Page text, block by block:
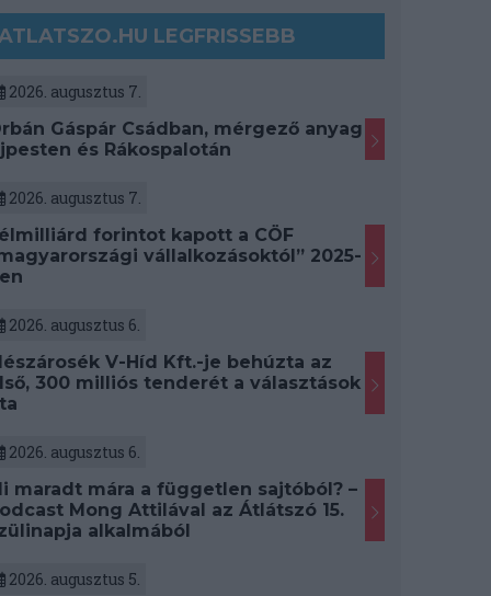
LEGFRISSEBB
2026. augusztus 7.
Gáspár Csádban, mérgező anyag
és Rákospalotán
2026. augusztus 7.
forintot kapott a CÖF
vállalkozásoktól” 2025-
2026. augusztus 6.
V-Híd Kft.-je behúzta az
300 milliós tenderét a választások
2026. augusztus 6.
maradt mára a független sajtóból? –
Mong Attilával az Átlátszó 15.
alkalmából
2026. augusztus 5.